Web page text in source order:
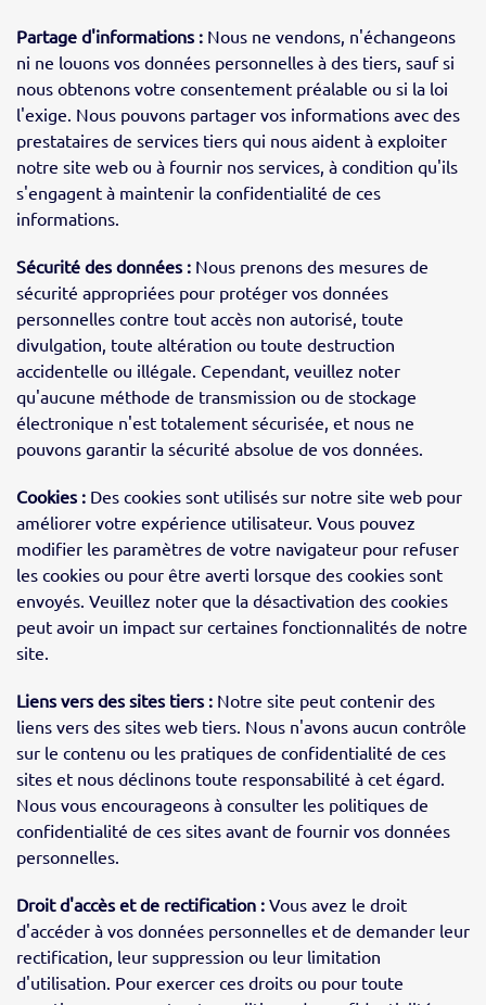
Partage d'informations : Nous ne vendons, n'échangeons
ni ne louons vos données personnelles à des tiers, sauf si
nous obtenons votre consentement préalable ou si la loi
l'exige. Nous pouvons partager vos informations avec des
prestataires de services tiers qui nous aident à exploiter
notre site web ou à fournir nos services, à condition qu'ils
s'engagent à maintenir la confidentialité de ces
informations.
Sécurité des données : Nous prenons des mesures de
sécurité appropriées pour protéger vos données
personnelles contre tout accès non autorisé, toute
divulgation, toute altération ou toute destruction
accidentelle ou illégale. Cependant, veuillez noter
qu'aucune méthode de transmission ou de stockage
électronique n'est totalement sécurisée, et nous ne
pouvons garantir la sécurité absolue de vos données.
Cookies : Des cookies sont utilisés sur notre site web pour
améliorer votre expérience utilisateur. Vous pouvez
modifier les paramètres de votre navigateur pour refuser
les cookies ou pour être averti lorsque des cookies sont
envoyés. Veuillez noter que la désactivation des cookies
peut avoir un impact sur certaines fonctionnalités de notre
site.
Liens vers des sites tiers : Notre site peut contenir des
liens vers des sites web tiers. Nous n'avons aucun contrôle
sur le contenu ou les pratiques de confidentialité de ces
sites et nous déclinons toute responsabilité à cet égard.
Nous vous encourageons à consulter les politiques de
confidentialité de ces sites avant de fournir vos données
personnelles.
Droit d'accès et de rectification : Vous avez le droit
d'accéder à vos données personnelles et de demander leur
rectification, leur suppression ou leur limitation
d'utilisation. Pour exercer ces droits ou pour toute